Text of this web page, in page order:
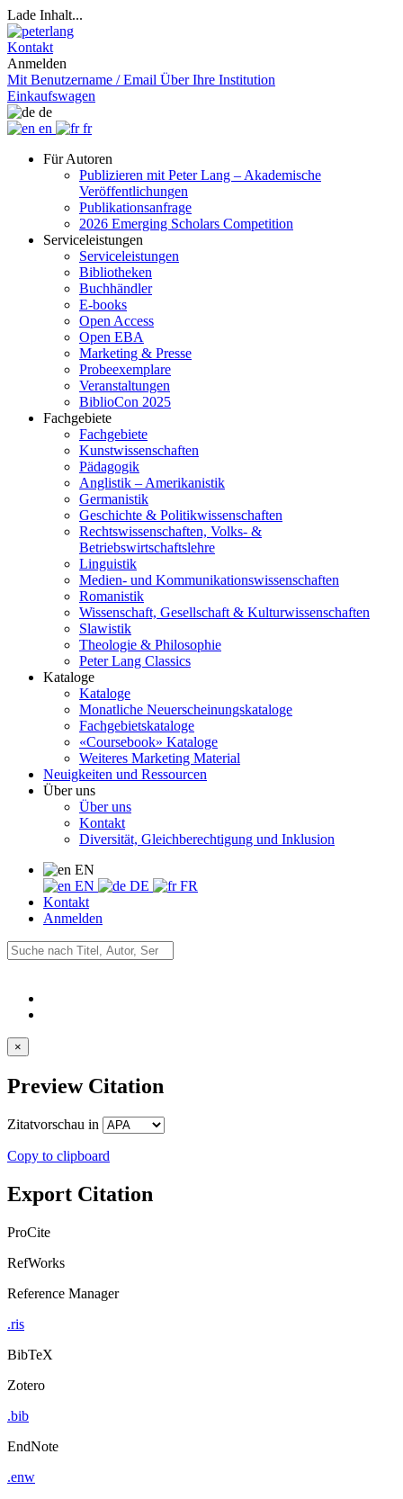
Lade Inhalt...
Kontakt
Anmelden
Mit Benutzername / Email Über Ihre Institution
Einkaufswagen
de
en
fr
Für Autoren
Publizieren mit Peter Lang – Akademische
Veröffentlichungen
Publikationsanfrage
2026 Emerging Scholars Competition
Serviceleistungen
Serviceleistungen
Bibliotheken
Buchhändler
E-books
Open Access
Open EBA
Marketing & Presse
Probeexemplare
Veranstaltungen
BiblioCon 2025
Fachgebiete
Fachgebiete
Kunstwissenschaften
Pädagogik
Anglistik – Amerikanistik
Germanistik
Geschichte & Politikwissenschaften
Rechtswissenschaften, Volks- &
Betriebswirtschaftslehre
Linguistik
Medien- und Kommunikationswissenschaften
Romanistik
Wissenschaft, Gesellschaft & Kulturwissenschaften
Slawistik
Theologie & Philosophie
Peter Lang Classics
Kataloge
Kataloge
Monatliche Neuerscheinungskataloge
Fachgebietskataloge
«Coursebook» Kataloge
Weiteres Marketing Material
Neuigkeiten und Ressourcen
Über uns
Über uns
Kontakt
Diversität, Gleichberechtigung und Inklusion
EN
EN
DE
FR
Kontakt
Anmelden
×
Preview Citation
Zitatvorschau in
Copy to clipboard
Export Citation
ProCite
RefWorks
Reference Manager
.ris
BibTeX
Zotero
.bib
EndNote
.enw